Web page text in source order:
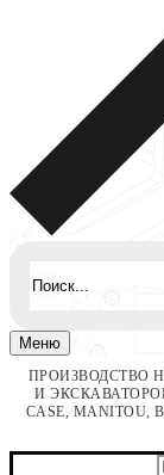
Меню
ПРОИЗВОДСТВО
И ЭКСКАВАТОРОВ
CASE, MANITOU,